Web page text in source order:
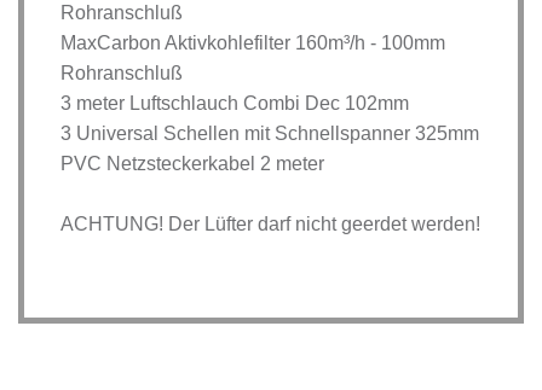
Rohranschluß
MaxCarbon Aktivkohlefilter 160m³/h - 100mm
Rohranschluß
3 meter Luftschlauch Combi Dec 102mm
3 Universal Schellen mit Schnellspanner 325mm
PVC Netzsteckerkabel 2 meter
ACHTUNG! Der Lüfter darf nicht geerdet werden!